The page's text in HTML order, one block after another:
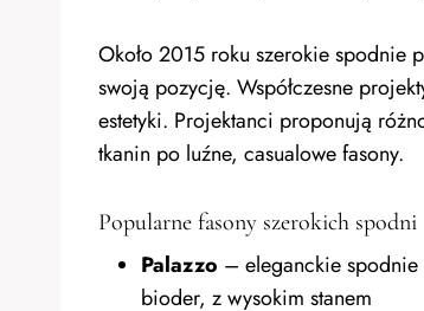
Około 2015 roku szerokie spodnie
swoją pozycję. Współczesne
estetyki. Projektanci proponują
tkanin po luźne, casualowe fasony.
Popularne fasony szerokich spodni
Palazzo – eleganckie
bioder, z wysokim stanem